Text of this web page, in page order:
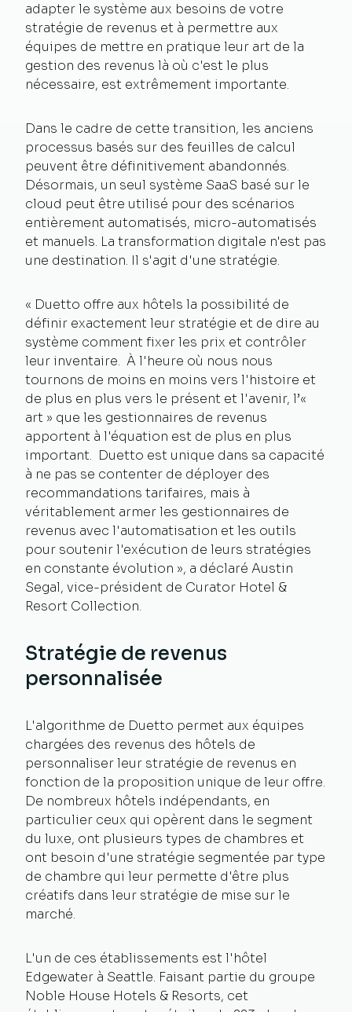
adapter le système aux besoins de votre
stratégie de revenus et à permettre aux
équipes de mettre en pratique leur art de la
gestion des revenus là où c'est le plus
nécessaire, est extrêmement importante.
Dans le cadre de cette transition, les anciens
processus basés sur des feuilles de calcul
peuvent être définitivement abandonnés.
Désormais, un seul système SaaS basé sur le
cloud peut être utilisé pour des scénarios
entièrement automatisés, micro-automatisés
et manuels. La transformation digitale n'est pas
une destination. Il s'agit d'une stratégie.
« Duetto offre aux hôtels la possibilité de
définir exactement leur stratégie et de dire au
système comment fixer les prix et contrôler
leur inventaire. À l'heure où nous nous
tournons de moins en moins vers l'histoire et
de plus en plus vers le présent et l'avenir, l’«
art » que les gestionnaires de revenus
apportent à l'équation est de plus en plus
important. Duetto est unique dans sa capacité
à ne pas se contenter de déployer des
recommandations tarifaires, mais à
véritablement armer les gestionnaires de
revenus avec l'automatisation et les outils
pour soutenir l'exécution de leurs stratégies
en constante évolution », a déclaré Austin
Segal, vice-président de Curator Hotel &
Resort Collection.
Stratégie de revenus
personnalisée
L'algorithme de Duetto permet aux équipes
chargées des revenus des hôtels de
personnaliser leur stratégie de revenus en
fonction de la proposition unique de leur offre.
De nombreux hôtels indépendants, en
particulier ceux qui opèrent dans le segment
du luxe, ont plusieurs types de chambres et
ont besoin d'une stratégie segmentée par type
de chambre qui leur permette d'être plus
créatifs dans leur stratégie de mise sur le
marché.
L'un de ces établissements est l'hôtel
Edgewater à Seattle. Faisant partie du groupe
Noble House Hotels & Resorts, cet